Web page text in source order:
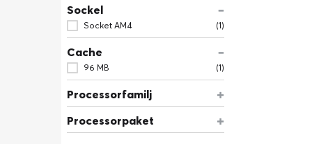
Sockel
Socket AM4 (1)
Cache
96 MB (1)
Processorfamilj
Processorpaket